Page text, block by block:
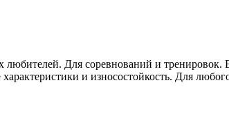
Для соревнований и тренировок.
и износостойкость. Для